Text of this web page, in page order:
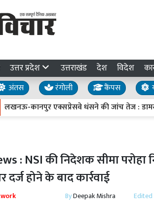
उत्तर प्रदेश उत्तराखंड देश विदेश
अंतस रंगोली कैंपस
एक्सप्रेसवे धंसने की जांच तेज : डामर-
: NSI की निदेशक सीमा
होने के बाद कार्रवाई
ByDeepak Mishra Edited